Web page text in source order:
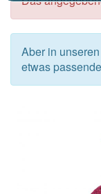
Aber in
etwas